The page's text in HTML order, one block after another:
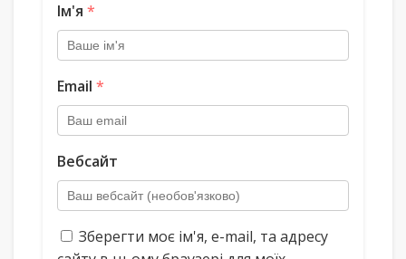
Ім'я *
Email *
Вебсайт
Зберегти моє ім'я, e-mail, та адресу